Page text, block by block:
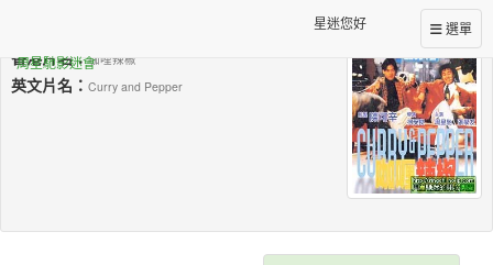
選單
星迷您好
周星馳影迷會
香港片名：咖哩辣椒
英文片名： Curry and Pepper